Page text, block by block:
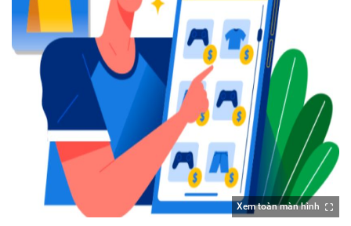
Xem toàn màn hình